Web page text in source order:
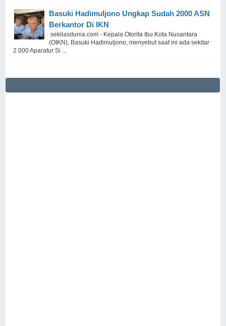
Basuki Hadimuljono Ungkap Sudah 2000 ASN
Berkantor Di IKN
sekilasdunia.com - Kepala Otorita Ibu Kota Nusantara
(OIKN), Basuki Hadimuljono, menyebut saat ini ada sekitar
2.000 Aparatur Si ...